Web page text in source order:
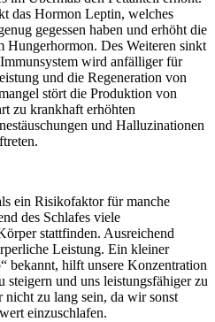
das Hormon Leptin, welches
gegessen haben und erhöht die
Hungerhormon. Des Weiteren sinkt
wird anfälliger für
und die Regeneration von
stört die Produktion von
zu krankhaft erhöhten
und Halluzinationen
ein Risikofaktor für manche
des Schlafes viele
stattfinden. Ausreichend
Leistung. Ein kleiner
bekannt, hilft unsere Konzentration
steigern und uns leistungsfähiger zu
nicht zu lang sein, da wir sonst
einzuschlafen.